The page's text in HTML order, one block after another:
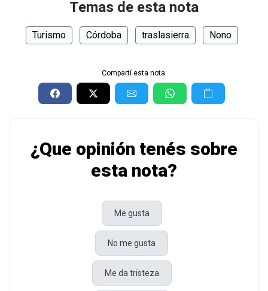
Temas de esta nota
Turismo Córdoba traslasierra Nono
Compartí esta nota:
¿Que opinión tenés sobre
esta nota?
Me gusta
No me gusta
Me da tristeza